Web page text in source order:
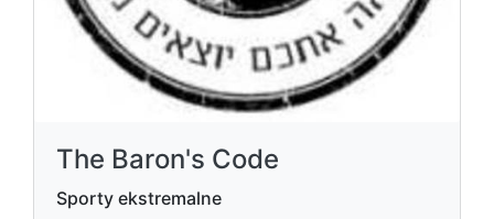
The Baron's Code
Sporty ekstremalne